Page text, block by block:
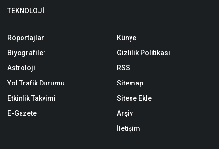
TEKNOLOJİ
Röportajlar
Biyografiler
Astroloji
Yol Trafik Durumu
Etkinlik Takvimi
E-Gazete
Künye
Gizlilik Politikası
RSS
Sitemap
Sitene Ekle
Arşiv
İletişim